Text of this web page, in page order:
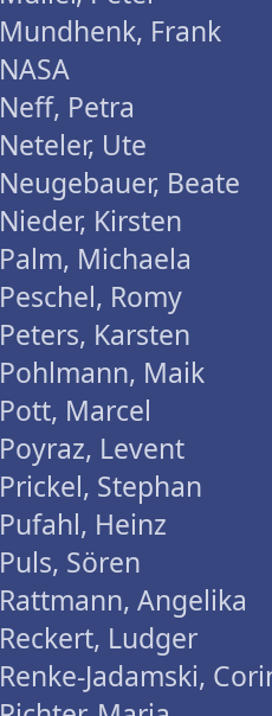
Mundhenk, Frank
NASA
Neff, Petra
Neteler, Ute
Neugebauer, Beate
Nieder, Kirsten
Palm, Michaela
Peschel, Romy
Peters, Karsten
Pohlmann, Maik
Pott, Marcel
Poyraz, Levent
Prickel, Stephan
Pufahl, Heinz
Puls, Sören
Rattmann, Angelika
Reckert, Ludger
Renke-Jadamski,